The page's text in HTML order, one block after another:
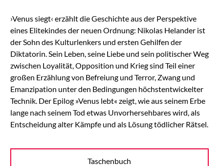
›Venus siegt‹ erzählt die Geschichte aus der Perspektive
eines Elitekindes der neuen Ordnung: Nikolas Helander ist
der Sohn des Kulturlenkers und ersten Gehilfen der
Diktatorin. Sein Leben, seine Liebe und sein politischer Weg
zwischen Loyalität, Opposition und Krieg sind Teil einer
großen Erzählung von Befreiung und Terror, Zwang und
Emanzipation unter den Bedingungen höchstentwickelter
Technik. Der Epilog »Venus lebt« zeigt, wie aus seinem Erbe
lange nach seinem Tod etwas Unvorhersehbares wird, als
Entscheidung alter Kämpfe und als Lösung tödlicher Rätsel.
Taschenbuch